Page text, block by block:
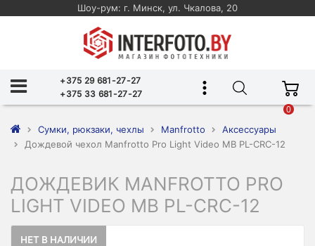
Шоу-рум: г. Минск, ул. Чкалова, 20
+375 29 681-27-27
+375 33 681-27-27
0
Сумки, рюкзаки, чехлы Manfrotto
Аксессуары
Дождевой чехол Manfrotto Pro Light Video MB PL-CRC-12
ДОЖДЕВИК MANFROTTO PRO
LIGHT VIDEO MB PL-CRC-12
НЕТ В НАЛИЧИИ